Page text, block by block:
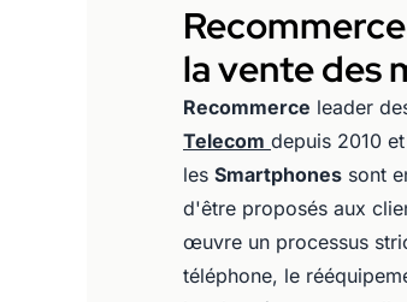
la vente des
Recommerce leader
Telecom depuis 2010
les Smartphones sont
d'être proposés aux
œuvre un processus
téléphone, le